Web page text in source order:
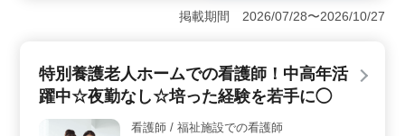
岡駅徒歩圏内での勤務です。車通勤も可能で、週2〜3日
からの勤務や残業が少なめな点が魅力です。女性歓迎で
リニック内科・胃腸科・皮膚科での業務に携わります。
シニア層の方も活躍の場が広がっています。 ＜やり
診療補助など幅広い業務に携われます。週3日以上の勤務
掲載期間 2026/07/28〜2026/10/27
特別養護老人ホームでの看護師！中高年活
躍中☆夜勤なし☆培った経験を若手に◯
看護師 / 福祉施設での看護師